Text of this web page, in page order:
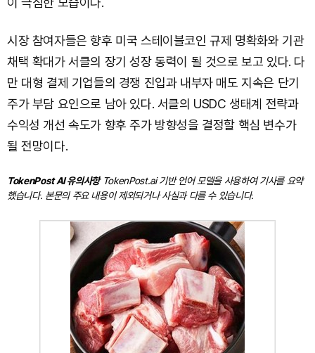
시장 참여자들은 향후 미국 스테이블코인 규제 명확화와 기관
채택 확대가 서클의 장기 성장 동력이 될 것으로 보고 있다. 다
만 대형 결제 기업들의 경쟁 진입과 내부자 매도 지속은 단기
주가 부담 요인으로 남아 있다. 서클의 USDC 생태계 전략과
수익성 개선 속도가 향후 주가 방향성을 결정할 핵심 변수가
될 전망이다.
TokenPost AI 유의사항TokenPost.ai 기반 언어 모델을 사용하여 기사를 요약
했습니다. 본문의 주요 내용이 제외되거나 사실과 다를 수 있습니다.